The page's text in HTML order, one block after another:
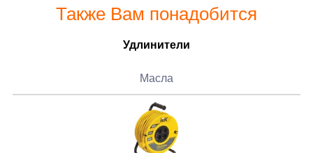
Также Вам понадобится
Удлинители
Масла